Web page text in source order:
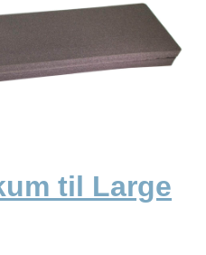
til Large